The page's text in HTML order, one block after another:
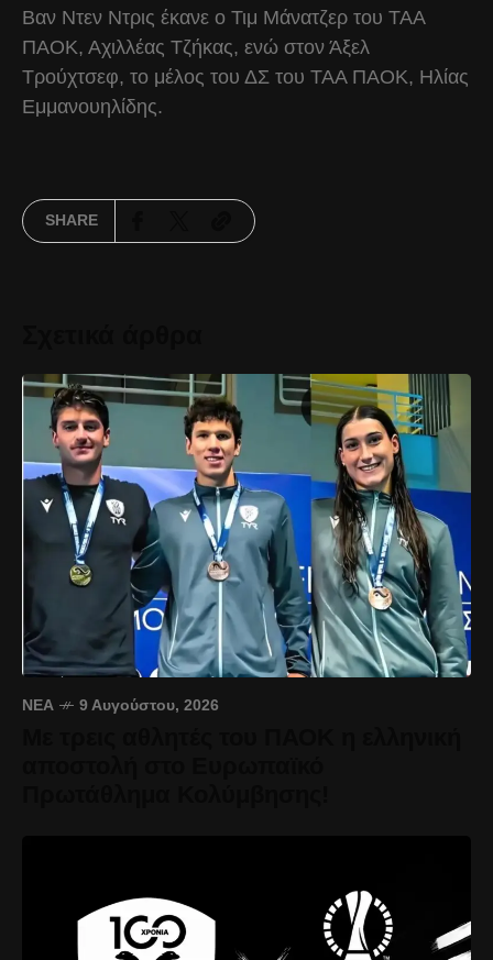
Βαν Ντεν Ντρις έκανε ο Τιμ Μάνατζερ του ΤΑΑ
ΠΑΟΚ, Αχιλλέας Τζήκας, ενώ στον Άξελ
Τρούχτσεφ, το μέλος του ΔΣ του ΤΑΑ ΠΑΟΚ, Ηλίας
Εμμανουηλίδης.
SHARE
ΝΈΑ 9 Αυγούστου, 2026